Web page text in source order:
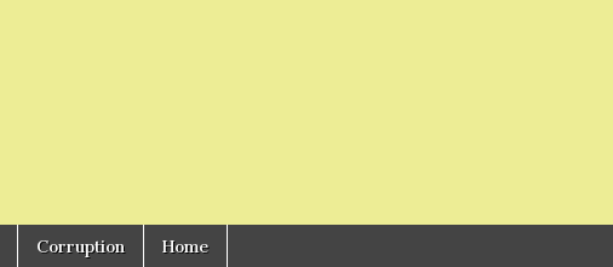
Home
Corruption